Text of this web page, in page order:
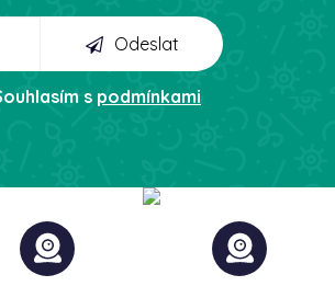
Odeslat
s podmínkami